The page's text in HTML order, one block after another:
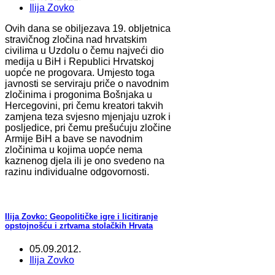
Ilija Zovko
Ovih dana se obiljezava 19. obljetnica
stravičnog zločina nad hrvatskim
civilima u Uzdolu o čemu najveći dio
medija u BiH i Republici Hrvatskoj
uopće ne progovara. Umjesto toga
javnosti se serviraju priče o navodnim
zločinima i progonima Bošnjaka u
Hercegovini, pri čemu kreatori takvih
zamjena teza svjesno mjenjaju uzrok i
posljedice, pri čemu prešućuju zločine
Armije BiH a bave se navodnim
zločinima u kojima uopće nema
kaznenog djela ili je ono svedeno na
razinu individualne odgovornosti.
Ilija Zovko: Geopolitičke igre i licitiranje
opstojnošću i zrtvama stolačkih Hrvata
05.09.2012.
Ilija Zovko